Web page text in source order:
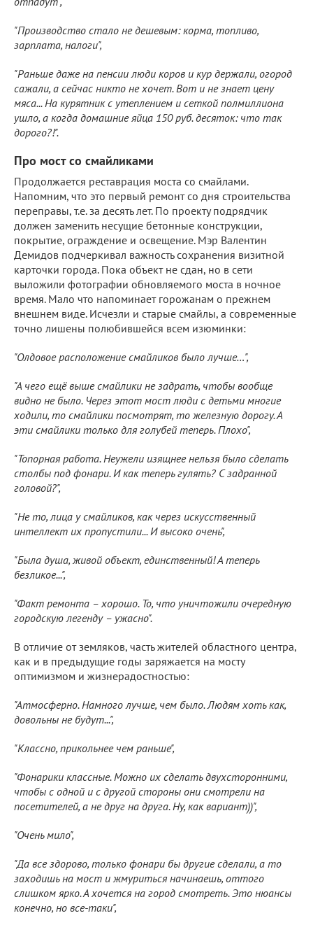
"Производство стало не дешевым: корма, топливо,
зарплата, налоги",
"Раньше даже на пенсии люди коров и кур держали, огород
сажали, а сейчас никто не хочет. Вот и не знает цену
мяса... На курятник с утеплением и сеткой полмиллиона
ушло, а когда домашние яйца 150 руб. десяток: что так
дорого?!".
Про мост со смайликами
Продолжается реставрация моста со смайлами.
Напомним, что это первый ремонт со дня строительства
переправы, т.е. за десять лет. По проекту подрядчик
должен заменить несущие бетонные конструкции,
покрытие, ограждение и освещение. Мэр Валентин
Демидов подчеркивал важность сохранения визитной
карточки города. Пока объект не сдан, но в сети
выложили фотографии обновляемого моста в ночное
время. Мало что напоминает горожанам о прежнем
внешнем виде. Исчезли и старые смайлы, а современные
точно лишены полюбившейся всем изюминки:
"Олдовое расположение смайликов было лучше…",
"А чего ещё выше смайлики не задрать, чтобы вообще
видно не было. Через этот мост люди с детьми многие
ходили, то смайлики посмотрят, то железную дорогу. А
эти смайлики только для голубей теперь. Плохо",
"Топорная работа. Неужели изящнее нельзя было сделать
столбы под фонари. И как теперь гулять? С задранной
головой?",
"Не то, лица у смайликов, как через искусственный
интеллект их пропустили... И высоко очень",
"Была душа, живой объект, единственный! А теперь
безликое...",
"Факт ремонта – хорошо. То, что уничтожили очередную
городскую легенду – ужасно".
В отличие от земляков, часть жителей областного центра,
как и в предыдущие годы заряжается на мосту
оптимизмом и жизнерадостностью:
"Атмосферно. Намного лучше, чем было. Людям хоть как,
довольны не будут...",
"Классно, прикольнее чем раньше",
"Фонарики классные. Можно их сделать двухсторонними,
чтобы с одной и с другой стороны они смотрели на
посетителей, а не друг на друга. Ну, как вариант))",
"Очень мило",
"Да все здорово, только фонари бы другие сделали, а то
заходишь на мост и жмуриться начинаешь, оттого
слишком ярко. А хочется на город смотреть. Это нюансы
конечно, но все-таки",